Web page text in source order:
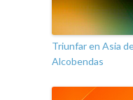
Triunfar en Asia
Alcobendas